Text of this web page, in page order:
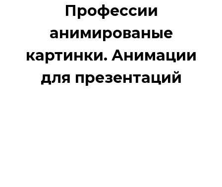
Профессии
анимированые
картинки. Анимации
для презентаций